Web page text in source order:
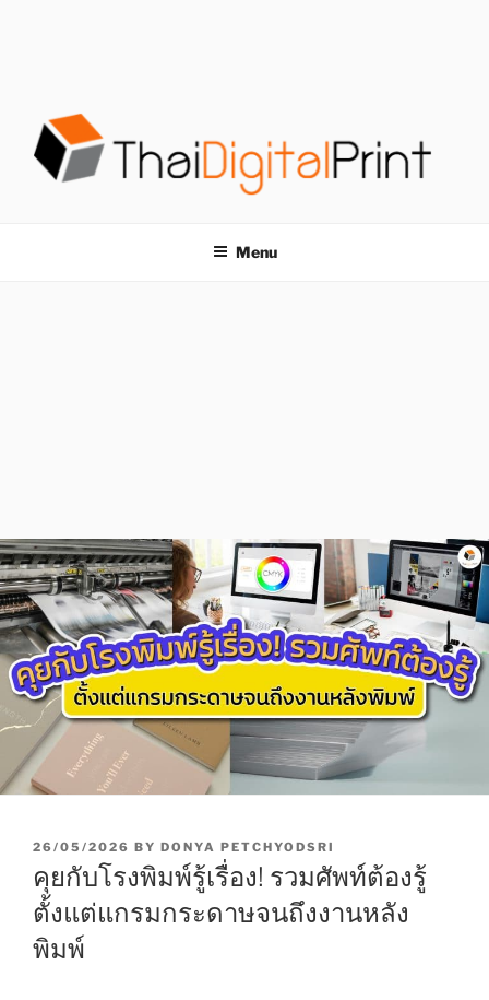
THAIDIGITALPRINT
Menu
P
S
T
E
D
O
26/05/2026 BY DONYA PETCHYODSRI
คุยกับโรงพิมพ์รู้เรื่อง! รวมศัพท์ต้องรู้
ตั้งแต่แกรมกระดาษจนถึงงานหลัง
พิมพ์